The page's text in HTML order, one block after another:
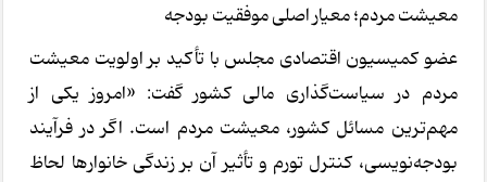
معیشت مردم؛ معیار اصلی موفقیت بودجه
عضو کمیسیون اقتصادی مجلس با تأکید بر اولویت معیشت
مردم در سیاست‌گذاری مالی کشور گفت: «امروز یکی از
مهم‌ترین مسائل کشور، معیشت مردم است. اگر در فرآیند
بودجه‌نویسی، کنترل تورم و تأثیر آن بر زندگی خانوارها لحاظ